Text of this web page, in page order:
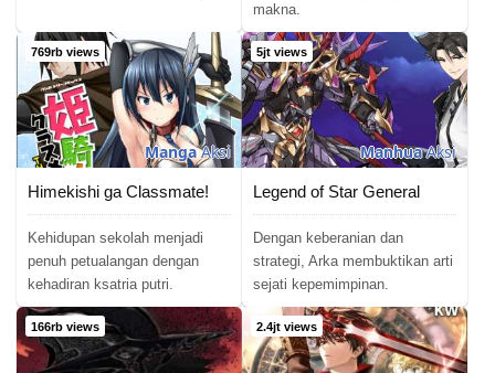
makna.
769rb views
MangaAksi
Himekishi ga Classmate!
Kehidupan sekolah menjadi
penuh petualangan dengan
kehadiran ksatria putri.
5jt views
ManhuaAksi
Legend of Star General
Dengan keberanian dan
strategi, Arka membuktikan arti
sejati kepemimpinan.
166rb views 2.4jt views